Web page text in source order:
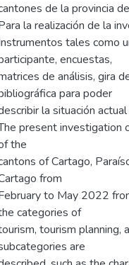
de la provincia
la realización de la
tales como
encuestas,
de análisis, gira
para poder
la situación
present investigation
the
of Cartago,
from
to May 2022
categories of
tourism planning,
are